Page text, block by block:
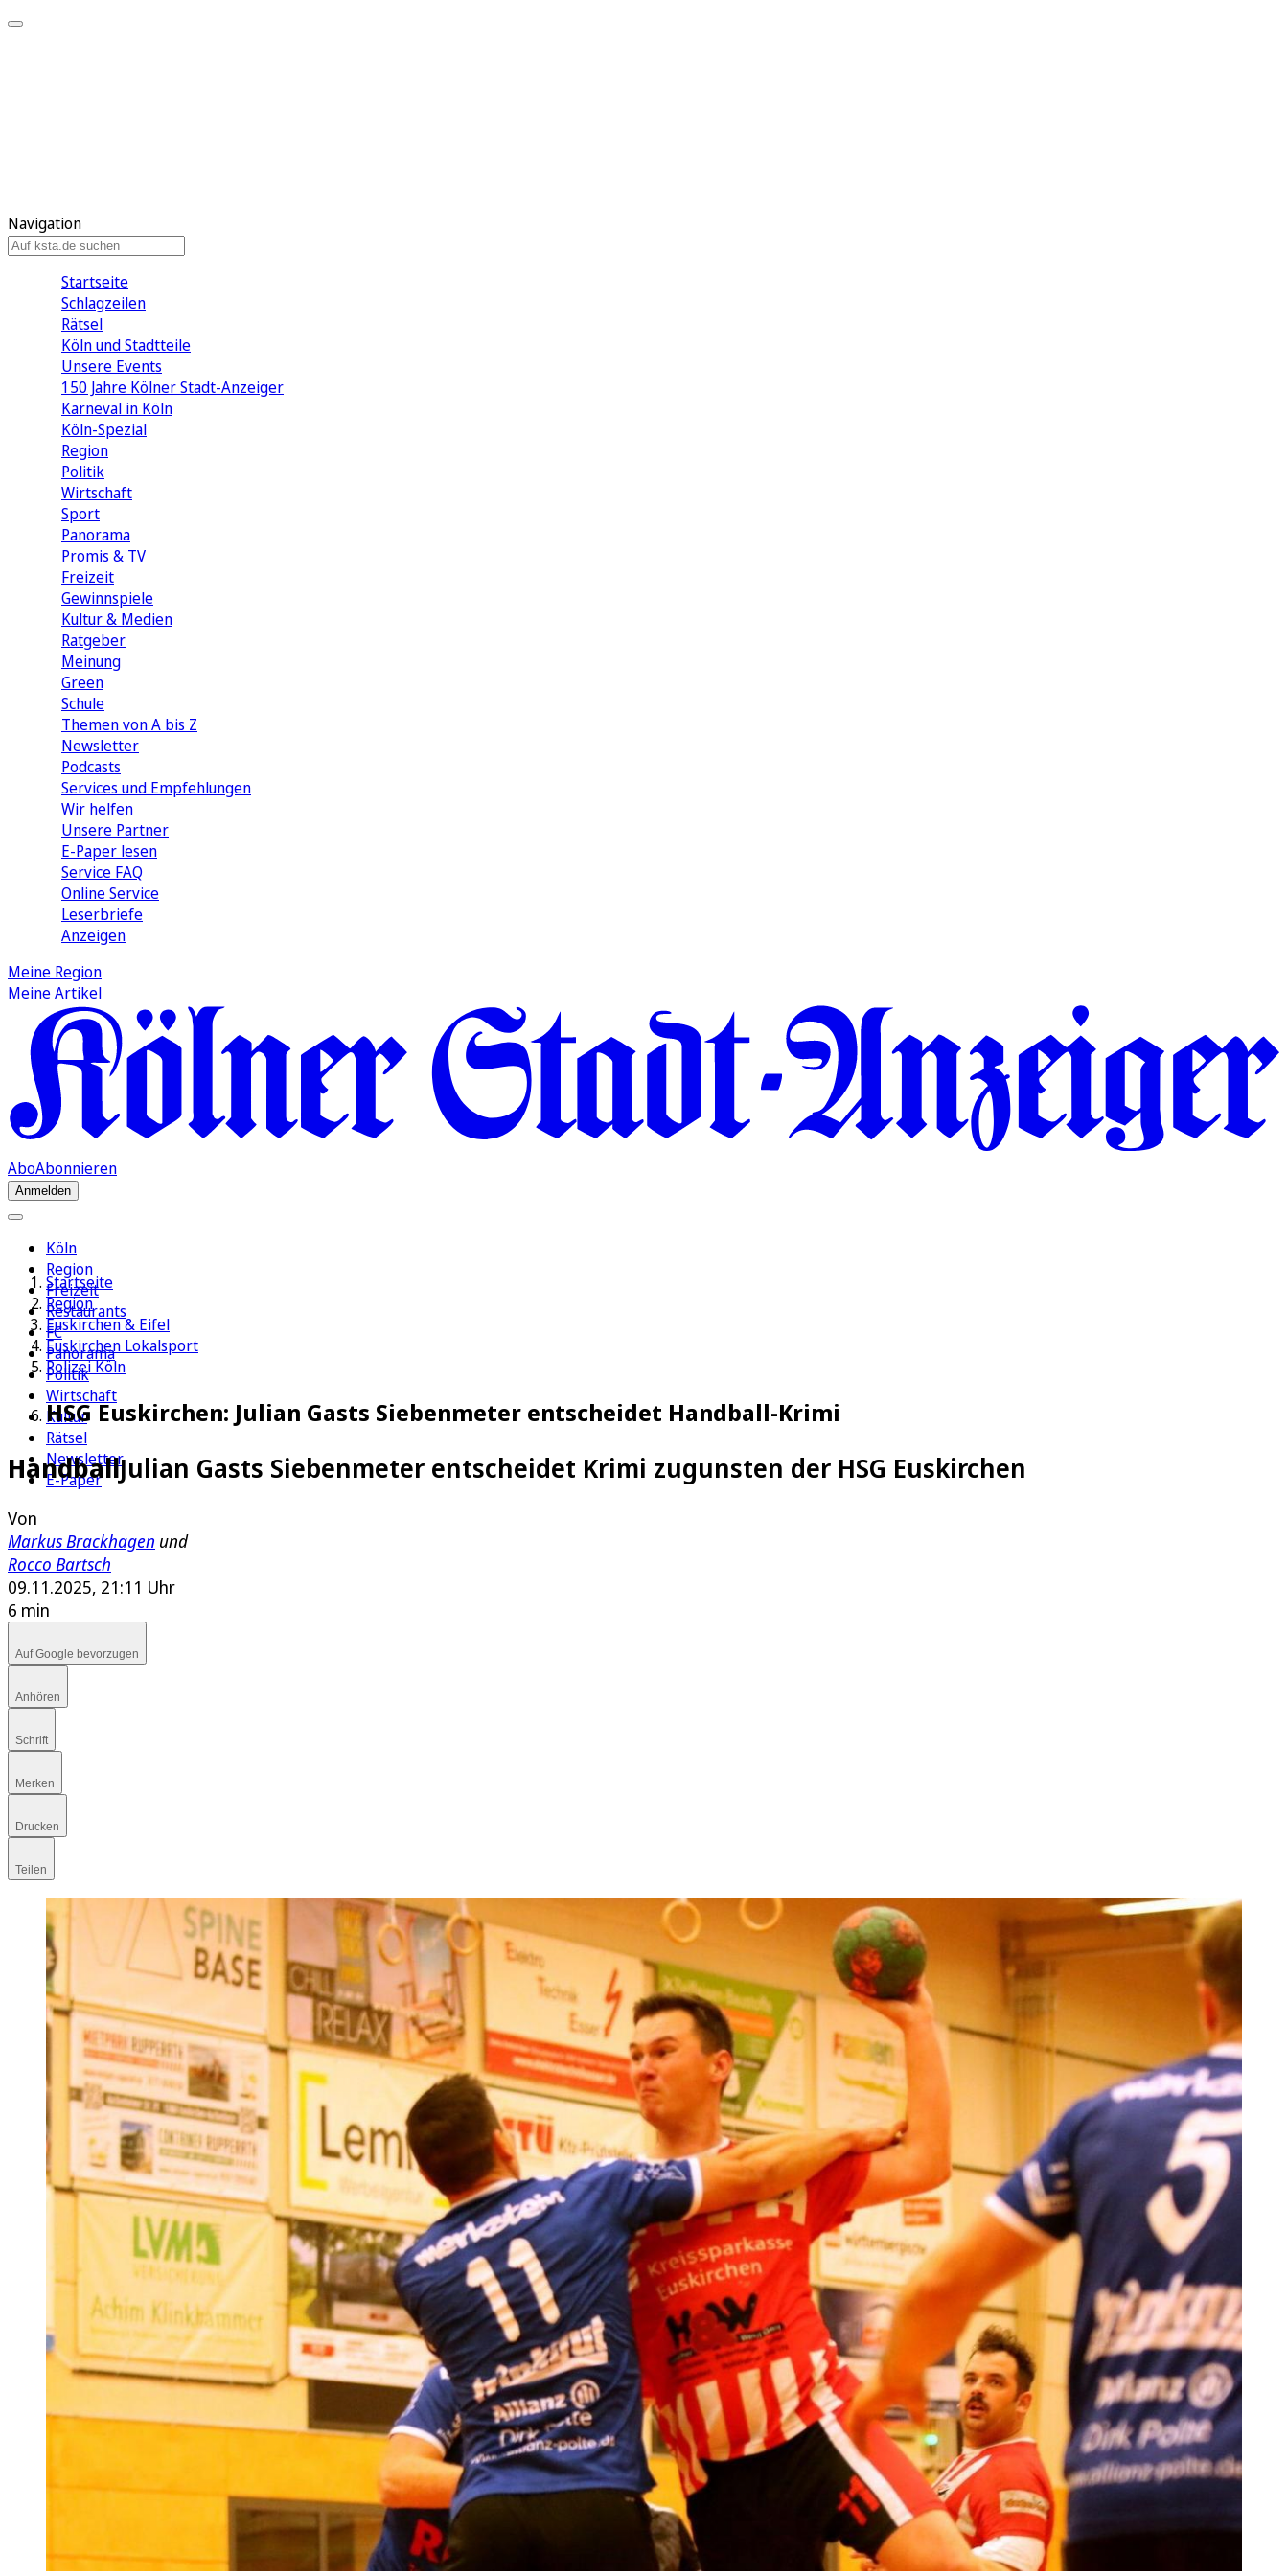
Navigation
Startseite
Schlagzeilen
Rätsel
Köln und Stadtteile
Unsere Events
150 Jahre Kölner Stadt-Anzeiger
Karneval in Köln
Köln-Spezial
Region
Politik
Wirtschaft
Sport
Panorama
Promis & TV
Freizeit
Gewinnspiele
Kultur & Medien
Ratgeber
Meinung
Green
Schule
Themen von A bis Z
Newsletter
Podcasts
Services und Empfehlungen
Wir helfen
Unsere Partner
E-Paper lesen
Service FAQ
Online Service
Leserbriefe
Anzeigen
Meine Region
Meine Artikel
AboAbonnieren
Anmelden
Köln
Region
Freizeit
Restaurants
FC
Panorama
Politik
Wirtschaft
Kultur
Rätsel
Newsletter
E-Paper
Startseite
Region
Euskirchen & Eifel
Euskirchen Lokalsport
Polizei Köln
HSG Euskirchen: Julian Gasts Siebenmeter entscheidet Handball-Krimi
HandballJulian Gasts Siebenmeter entscheidet Krimi zugunsten der HSG Euskirchen
Von
Markus Brackhagen und
Rocco Bartsch
09.11.2025, 21:11 Uhr
6 min
Auf Google bevorzugen
Anhören
Schrift
Merken
Drucken
Teilen